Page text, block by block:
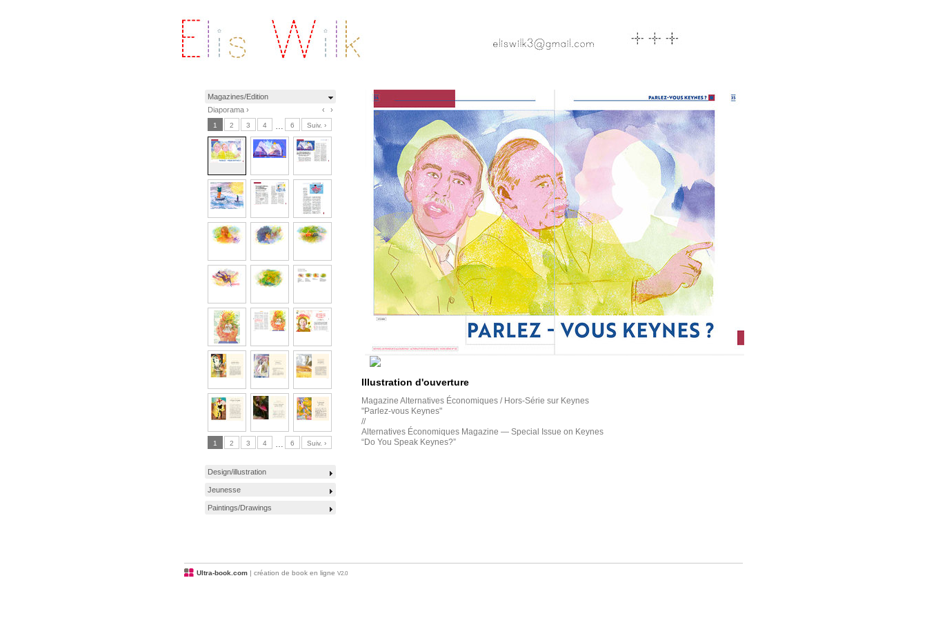
Illustration d'ouverture
Magazine Alternatives Économiques / Hors-Série sur Keynes
"Parlez-vous Keynes"
//
Alternatives Économiques Magazine — Special Issue on Keynes
“Do You Speak Keynes?”
Magazines/Edition
Diaporama ›
‹ ›
1 2 3 4 … 6 Suiv. ›
1 2 3 4 … 6 Suiv. ›
Design/illustration
Jeunesse
Paintings/Drawings
Ultra-book.com | création de book en ligne V2.0